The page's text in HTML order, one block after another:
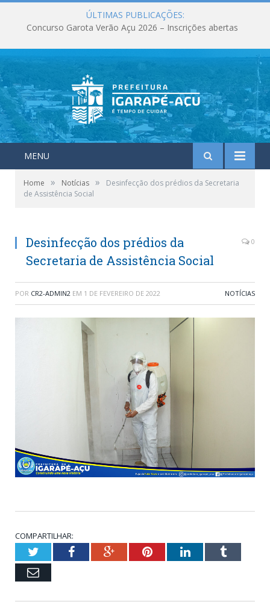
ÚLTIMAS PUBLICAÇÕES:
MENU
Home » Notícias »
Desinfecção dos prédios da Secretaria
de Assistência Social
Desinfecção dos prédios da
Secretaria de Assistência Social
0
POR CR2-ADMIN2 EM 1 DE FEVEREIRO DE 2022 NOTÍCIAS
COMPARTILHAR:
TwitterFacebookGoogle+PinterestLinkedInTumblr
Email